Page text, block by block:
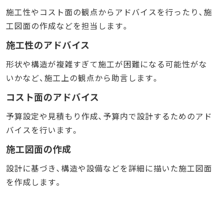
施工性やコスト面の観点からアドバイスを行ったり、施
工図面の作成などを担当します。
施工性のアドバイス
形状や構造が複雑すぎて施工が困難になる可能性がな
いかなど、施工上の観点から助言します。
コスト面のアドバイス
予算設定や見積もり作成、予算内で設計するためのアド
バイスを行います。
施工図面の作成
設計に基づき、構造や設備などを詳細に描いた施工図面
を作成します。